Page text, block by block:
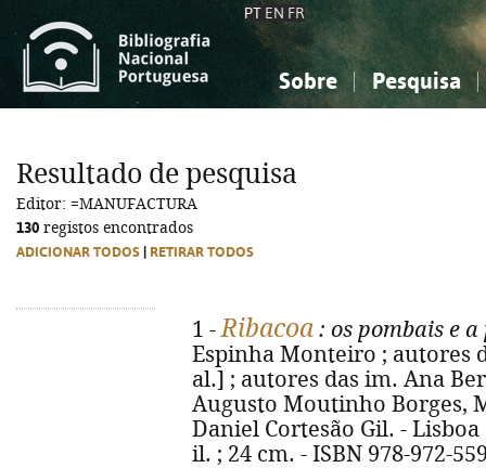
PT EN FR
Sobre Pesquisa
Ciências sociais...
Ciências sociais...
Resultado de pesquisa
Editor: =MANUFACTURA
130 registos encontrados
ADICIONAR TODOS RETIRAR TODOS
1 -Ribacoa : os pombais e
Espinha Monteiro ; autores
al.] ; autores das im. Ana
Augusto Moutinho Borges,
Daniel Cortesão Gil. -
il. ; 24 cm. - ISBN 978-972-